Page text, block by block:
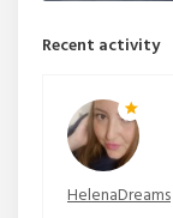
Recent activity
HelenaDreams